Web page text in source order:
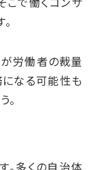
労働者の裁量
なる可能性も
。
多くの自治体